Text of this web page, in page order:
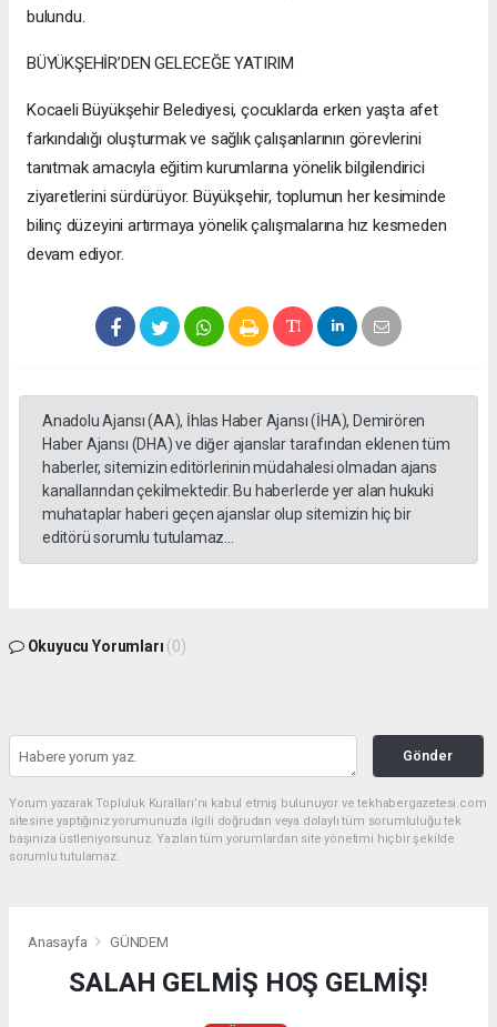
bulundu.
BÜYÜKŞEHİR’DEN GELECEĞE YATIRIM
Kocaeli Büyükşehir Belediyesi, çocuklarda erken yaşta afet
farkındalığı oluşturmak ve sağlık çalışanlarının görevlerini
tanıtmak amacıyla eğitim kurumlarına yönelik bilgilendirici
ziyaretlerini sürdürüyor. Büyükşehir, toplumun her kesiminde
bilinç düzeyini artırmaya yönelik çalışmalarına hız kesmeden
devam ediyor.
Anadolu Ajansı (AA), İhlas Haber Ajansı (İHA), Demirören
Haber Ajansı (DHA) ve diğer ajanslar tarafından eklenen tüm
haberler, sitemizin editörlerinin müdahalesi olmadan ajans
kanallarından çekilmektedir. Bu haberlerde yer alan hukuki
muhataplar haberi geçen ajanslar olup sitemizin hiç bir
editörü sorumlu tutulamaz...
Okuyucu Yorumları (0)
Gönder
Yorum yazarak Topluluk Kuralları’nı kabul etmiş bulunuyor ve tekhabergazetesi.com
sitesine yaptığınız yorumunuzla ilgili doğrudan veya dolaylı tüm sorumluluğu tek
başınıza üstleniyorsunuz. Yazılan tüm yorumlardan site yönetimi hiçbir şekilde
sorumlu tutulamaz.
Anasayfa GÜNDEM
SALAH GELMİŞ HOŞ GELMİŞ!